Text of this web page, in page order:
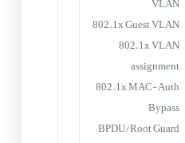
802.1x Guest VLAN
802.1x VLAN
assignment
802.1x MAC-Auth
Bypass
BPDU/Root Guard